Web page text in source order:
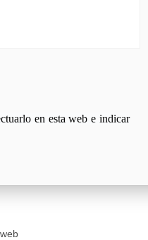
en esta web e indicar